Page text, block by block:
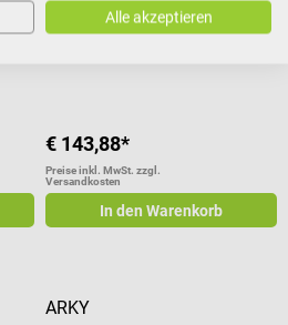
Farbe:Grün
€ 143,88*
Preise inkl. MwSt. zzgl.
Versandkosten
In den Warenkorb
ARKY
Alle akzeptieren